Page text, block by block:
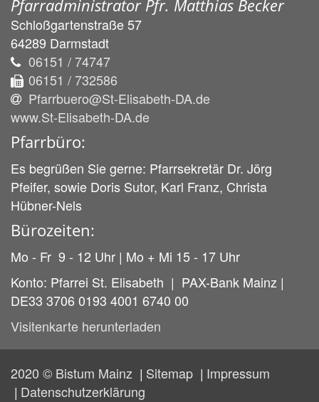
Pfarradministrator Pfr. Matthias Becker
Schloßgartenstraße 57
64289 Darmstadt
06151 / 74747
06151 / 732586
Pfarrbuero@St-Elisabeth-DA.de
www.St-Elisabeth-DA.de
Pfarrbüro:
Es begrüßen Sie gerne: Pfarrsekretär Dr. Jörg
Pfeifer, sowie Doris Sutor, Karl Franz, Christa
Hübner-Nels
Bürozeiten:
Mo - Fr 9 - 12 Uhr | Mo + Mi 15 - 17 Uhr
Konto: Pfarrei St. Elisabeth | PAX-Bank Mainz |
DE33 3706 0193 4001 6740 00
Visitenkarte herunterladen
2020 © Bistum Mainz Sitemap
Impressum
Datenschutzerklärung